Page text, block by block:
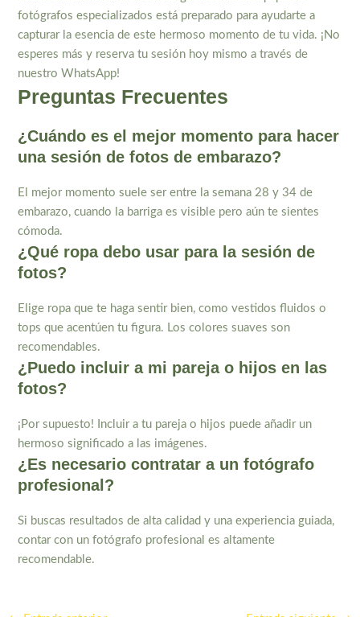
fotógrafos especializados está preparado para ayudarte a
capturar la esencia de este hermoso momento de tu vida. ¡No
esperes más y reserva tu sesión hoy mismo a través de
nuestro WhatsApp!
Preguntas Frecuentes
¿Cuándo es el mejor momento para hacer
una sesión de fotos de embarazo?
El mejor momento suele ser entre la semana 28 y 34 de
embarazo, cuando la barriga es visible pero aún te sientes
cómoda.
¿Qué ropa debo usar para la sesión de
fotos?
Elige ropa que te haga sentir bien, como vestidos fluidos o
tops que acentúen tu figura. Los colores suaves son
recomendables.
¿Puedo incluir a mi pareja o hijos en las
fotos?
¡Por supuesto! Incluir a tu pareja o hijos puede añadir un
hermoso significado a las imágenes.
¿Es necesario contratar a un fotógrafo
profesional?
Si buscas resultados de alta calidad y una experiencia guiada,
contar con un fotógrafo profesional es altamente
recomendable.